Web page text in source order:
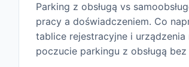
Parking z obsługą vs
pracy a doświadczeniem. Co
tablice rejestracyjne i
poczucie parkingu z obsługą